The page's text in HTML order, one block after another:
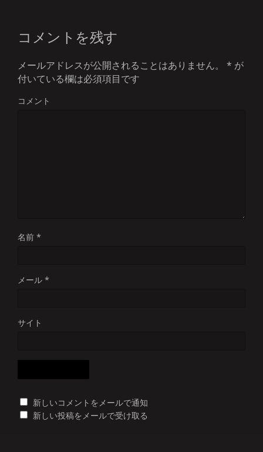
コメントを残す
メールアドレスが公開されることはありません。 * が
付いている欄は必須項目です
コメント
名前 *
メール *
サイト
新しいコメントをメールで通知
新しい投稿をメールで受け取る